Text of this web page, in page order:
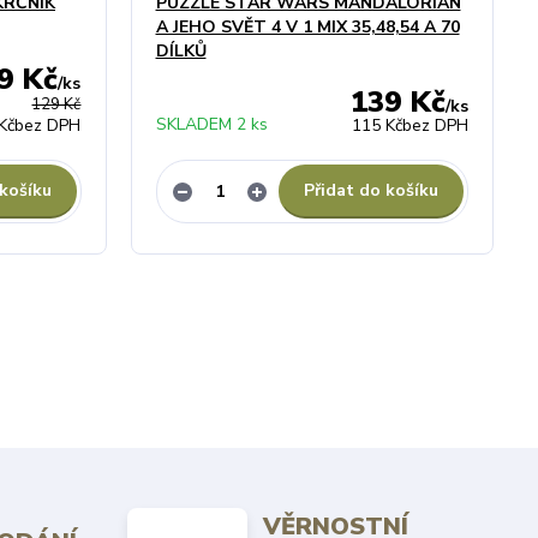
129 Kč
Kč/ks
bez DPH
A JEHO SVĚT 4 V 1 MIX 35,48,54 A 70
DÍLKŮ
139 Kč/ks
115 Kčbez DPH
SKLADEM 2 ks
Přidat do košíku
VĚRNOSTNÍ